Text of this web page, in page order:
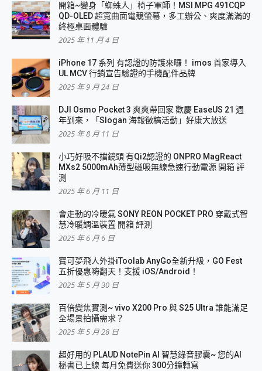
開箱~變身「蜘蛛人」椅子軍師！MSI MPG 491CQP
QD-OLED 超寬曲面電競螢幕，多工辦公、爽度滿滿的
終極桌面體驗
2025 年 11 月 4 日
iPhone 17 系列 有認證的防護來囉！ imos 首家導入
UL MCV 行銷宣告驗證的手機配件品牌
2025 年 9 月 24 日
DJI Osmo Pocket 3 爽爽帶回家 歡慶 EaseUS 21 週
年到來，「Slogan 海報徵稿活動」好康大放送
2025 年 8 月 11 日
小巧好吸不擋鏡頭 有Qi2認證的 ONPRO MagReact
MXs2 5000mAh薄型磁吸無線急速行動電源 開箱 評
測
2025 年 6 月 11 日
會走動的冷暖氣 SONY REON POCKET PRO 穿戴式智
慧冷暖調溫裝置 開箱 評測
2025 年 6 月 6 日
寶可夢飛人外掛iToolab AnyGo全新升級，GO Fest
五折優惠嗨翻天！支援 iOS/Android！
2025 年 5 月 30 日
百倍變焦實測~ vivo X200 Pro 與 S25 Ultra 誰能滿足
全場景拍攝需求？
2025 年 5 月 28 日
超好用的 PLAUD NotePin AI 智慧錄音膠囊~ 您的AI
秘書已上線 每月免費送你 300分鐘轉寫